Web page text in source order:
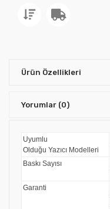
Ürün Özellikleri
Yorumlar (0)
Uyumlu
Olduğu Yazıcı Modelleri
Baskı Sayısı
Garanti